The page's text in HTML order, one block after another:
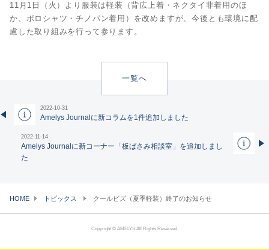
11月1日（火）より服装は軽装（背広上着・ネクタイ非着用のほ
か、ポロシャツ・チノパン着用）を改めますが、今後とも環境に配
慮した取り組みを行って参ります。
一覧へ
2022-10-31
Amelys Journalに新コラムを1件追加しました
2022-11-14
Amelys Journalに新コーナー「板ばさみ相談室」を追加しまし
た
HOME トピックス クールビズ（夏季軽装）終了のお知らせ
Copyright © AMELYS All Rights Reserved.